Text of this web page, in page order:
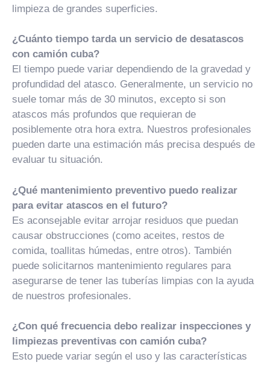
limpieza de grandes superficies.
¿Cuánto tiempo tarda un servicio de desatascos
con camión cuba?
El tiempo puede variar dependiendo de la gravedad y
profundidad del atasco. Generalmente, un servicio no
suele tomar más de 30 minutos, excepto si son
atascos más profundos que requieran de
posiblemente otra hora extra. Nuestros profesionales
pueden darte una estimación más precisa después de
evaluar tu situación.
¿Qué mantenimiento preventivo puedo realizar
para evitar atascos en el futuro?
Es aconsejable evitar arrojar residuos que puedan
causar obstrucciones (como aceites, restos de
comida, toallitas húmedas, entre otros). También
puede solicitarnos mantenimiento regulares para
asegurarse de tener las tuberías limpias con la ayuda
de nuestros profesionales.
¿Con qué frecuencia debo realizar inspecciones y
limpiezas preventivas con camión cuba?
Esto puede variar según el uso y las características